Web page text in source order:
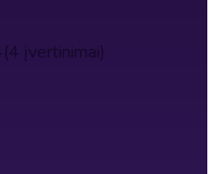
(4 įvertinimai)